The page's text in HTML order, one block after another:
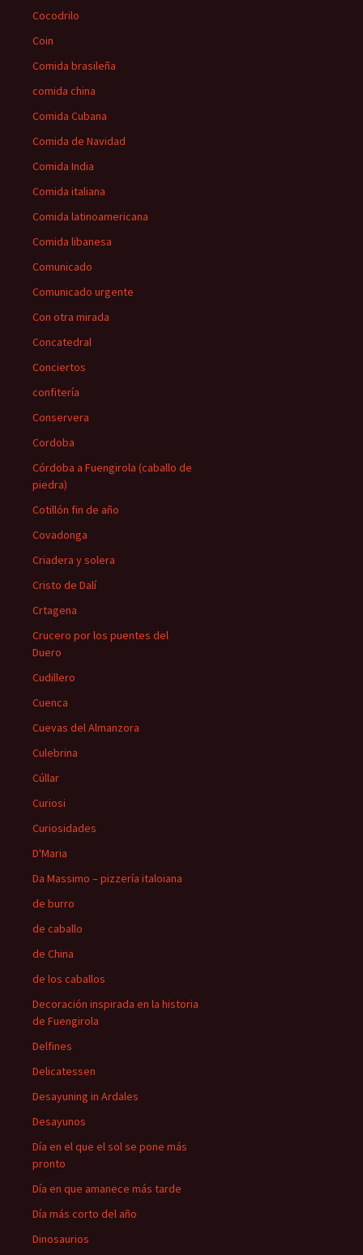
Cocodrilo
Coin
Comida brasileña
comida china
Comida Cubana
Comida de Navidad
Comida India
Comida italiana
Comida latinoamericana
Comida libanesa
Comunicado
Comunicado urgente
Con otra mirada
Concatedral
Conciertos
confitería
Conservera
Cordoba
Córdoba a Fuengirola (caballo de
piedra)
Cotillón fin de año
Covadonga
Criadera y solera
Cristo de Dalí
Crtagena
Crucero por los puentes del
Duero
Cudillero
Cuenca
Cuevas del Almanzora
Culebrina
Cúllar
Curiosi
Curiosidades
D'Maria
Da Massimo – pizzería italoiana
de burro
de caballo
de China
de los caballos
Decoración inspirada en la historia
de Fuengirola
Delfines
Delicatessen
Desayuning in Ardales
Desayunos
Día en el que el sol se pone más
pronto
Día en que amanece más tarde
Día más corto del año
Dinosaurios